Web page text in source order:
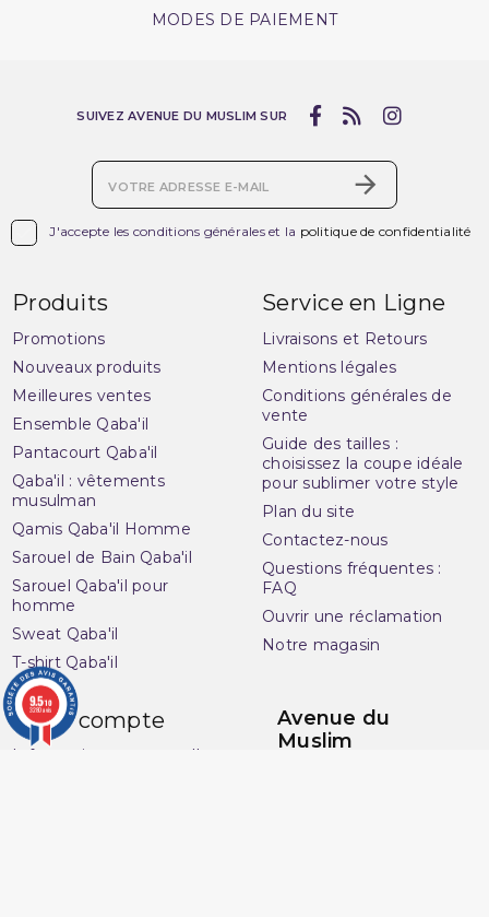
MODES DE PAIEMENT
J'accepte les conditions générales et la politique de confidentialité
SUIVEZ AVENUE DU MUSLIM SUR
Produits
Promotions
Nouveaux produits
Meilleures ventes
Ensemble Qaba'il
Pantacourt Qaba'il
Qaba'il : vêtements
musulman
Qamis Qaba'il Homme
Sarouel de Bain Qaba'il
Sarouel Qaba'il pour
homme
Sweat Qaba'il
T-shirt Qaba'il
Service en Ligne
Livraisons et Retours
Mentions légales
Conditions générales de
vente
Guide des tailles :
choisissez la coupe idéale
pour sublimer votre style
Plan du site
Contactez-nous
Questions fréquentes :
FAQ
Ouvrir une réclamation
Notre magasin
Votre compte
Informations personnelles
Avenue du
Muslim
9.5/10
3280 avis